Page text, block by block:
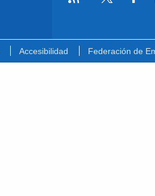
Accesibilidad Federación de